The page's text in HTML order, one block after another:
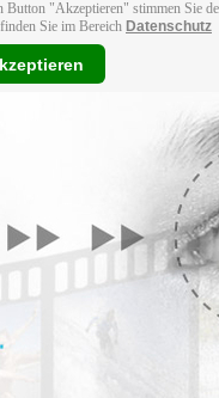
"Akzeptieren" stimmen Sie
Sie im Bereich Datenschutz